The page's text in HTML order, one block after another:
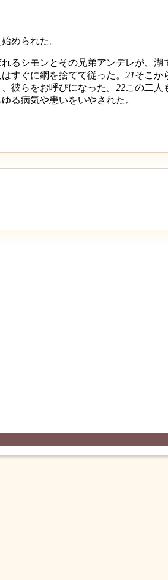
められた。
シモンとその兄弟アンデレが、湖
はすぐに網を捨てて従った。 21そこか
彼らをお呼びになった。 22この二人
る病気や患いをいやされた。